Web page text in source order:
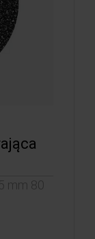
mm 80